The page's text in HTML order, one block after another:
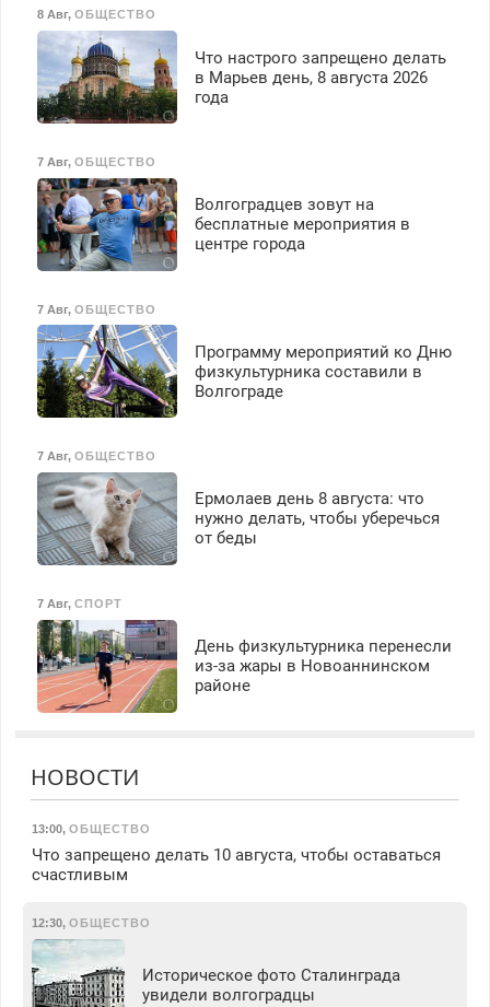
8 Авг, ОБЩЕСТВО
Что настрого запрещено делать
в Марьев день, 8 августа 2026
года
7 Авг, ОБЩЕСТВО
Волгоградцев зовут на
бесплатные мероприятия в
центре города
7 Авг, ОБЩЕСТВО
Программу мероприятий ко Дню
физкультурника составили в
Волгограде
7 Авг, ОБЩЕСТВО
Ермолаев день 8 августа: что
нужно делать, чтобы уберечься
от беды
7 Авг, СПОРТ
День физкультурника перенесли
из-за жары в Новоаннинском
районе
НОВОСТИ
13:00, ОБЩЕСТВО
Что запрещено делать 10 августа, чтобы оставаться
счастливым
12:30, ОБЩЕСТВО
Историческое фото Сталинграда
увидели волгоградцы